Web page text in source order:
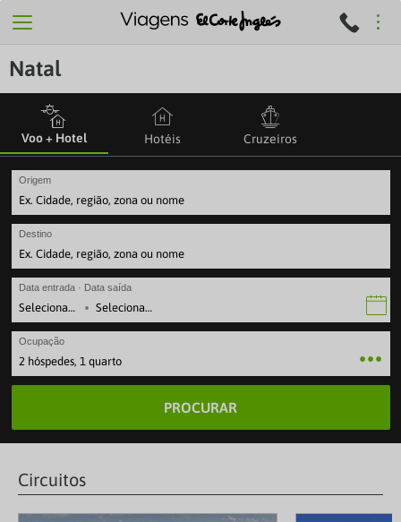
Natal
Voo + Hotel Hotéis Cruzeiros
Origem
Destino
Data entrada · Data saída
·
Ocupação
2 hóspedes, 1 quarto
PROCURAR
Circuitos